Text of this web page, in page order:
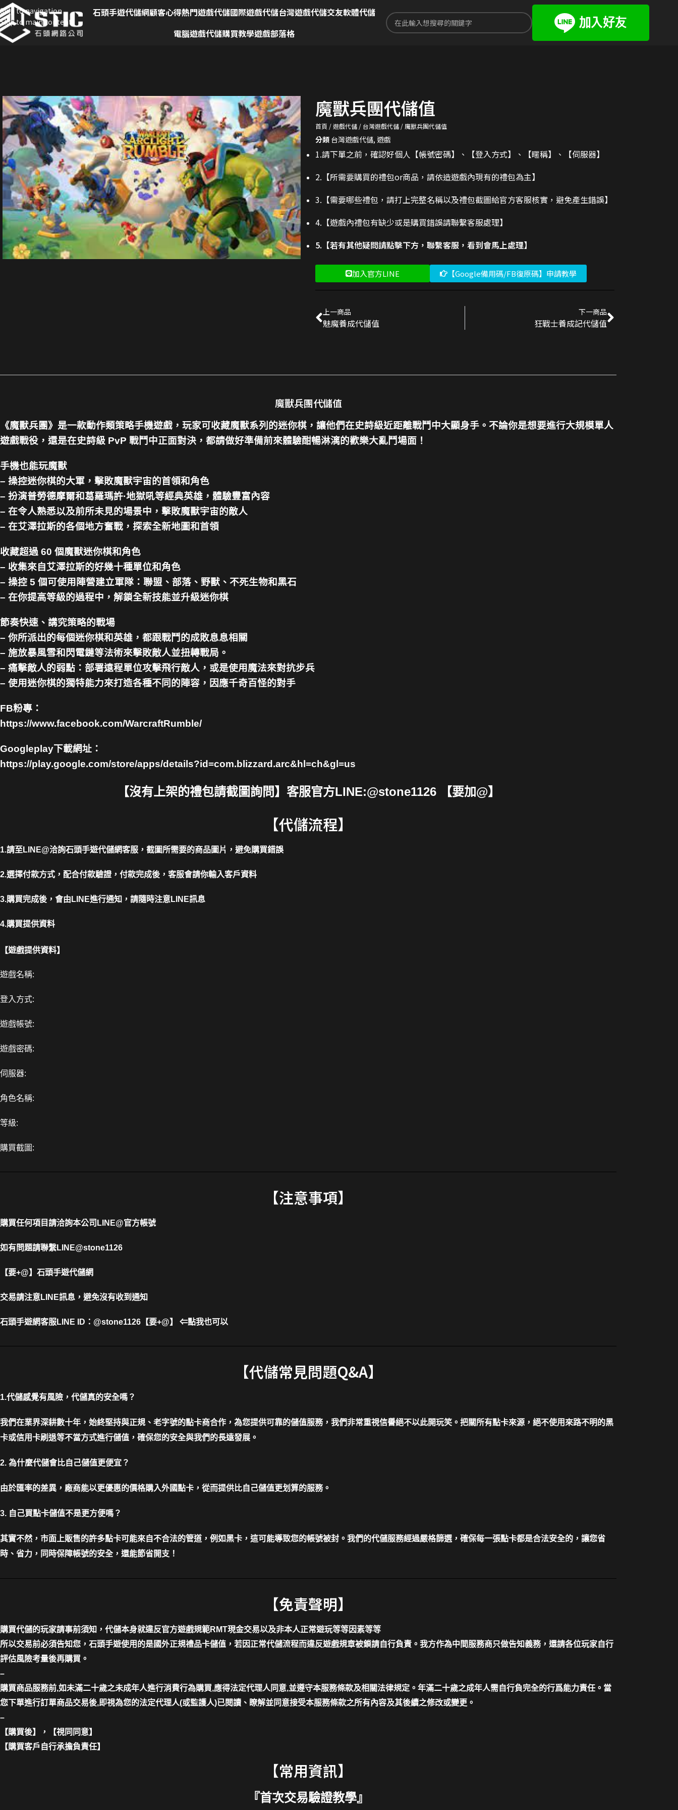
Skip to navigation
Skip to main content
石頭手遊代儲網顧客心得熱門遊戲代儲國際遊戲代儲台灣遊戲代儲交友軟體代儲
電腦遊戲代儲購買教學遊戲部落格
魔獸兵團代儲值
首頁 遊戲代儲 台灣遊戲代儲 魔獸兵團代儲值
分類 台灣遊戲代儲, 遊戲
1.請下單之前，確認好個人【帳號密碼】、【登入方式】、【暱稱】、【伺服器】
2. 【所需要購買的禮包or商品，請依造遊戲內現有的禮包為主】
3. 【需要哪些禮包，請打上完整名稱以及禮包截圖給官方客服核實，避免產生錯誤】
4.【遊戲內禮包有缺少或是購買錯誤請聯繫客服處理】
5.【若有其他疑問請點擊下方，聯繫客服，看到會馬上處理】
加入官方LINE 【Google備用碼/FB復原碼】申請教學
上一商品
魅魔養成代儲值
下一商品
狂戰士養成記代儲值
魔獸兵團代儲值
《魔獸兵團》是一款動作類策略手機遊戲，玩家可收藏魔獸系列的迷你棋，讓他們在史詩級近距離戰鬥中大顯身手。不論你是想要進行大規模單人
遊戲戰役，還是在史詩級 PvP 戰鬥中正面對決，都請做好準備前來體驗酣暢淋漓的歡樂大亂鬥場面！
手機也能玩魔獸
– 操控迷你棋的大軍，擊敗魔獸宇宙的首領和角色
– 扮演普勞德摩爾和葛羅瑪許·地獄吼等經典英雄，體驗豐富內容
– 在令人熟悉以及前所未見的場景中，擊敗魔獸宇宙的敵人
– 在艾澤拉斯的各個地方奮戰，探索全新地圖和首領
收藏超過 60 個魔獸迷你棋和角色
– 收集來自艾澤拉斯的好幾十種單位和角色
– 操控 5 個可使用陣營建立軍隊：聯盟、部落、野獸、不死生物和黑石
– 在你提高等級的過程中，解鎖全新技能並升級迷你棋
節奏快速、講究策略的戰場
– 你所派出的每個迷你棋和英雄，都跟戰鬥的成敗息息相關
– 施放暴風雪和閃電鏈等法術來擊敗敵人並扭轉戰局。
– 痛擊敵人的弱點：部署遠程單位攻擊飛行敵人，或是使用魔法來對抗步兵
– 使用迷你棋的獨特能力來打造各種不同的陣容，因應千奇百怪的對手
FB粉專：
https://www.facebook.com/WarcraftRumble/
Googleplay下載網址：
https://play.google.com/store/apps/details?id=com.blizzard.arc&hl=ch&gl=us
【沒有上架的禮包請截圖詢問】客服官方LINE:@stone1126 【要加@】
【代儲流程】
1.請至LINE@洽詢石頭手遊代儲網客服，截圖所需要的商品圖片，避免購買錯誤
2.選擇付款方式，配合付款驗證，付款完成後，客服會請你輸入客戶資料
3.購買完成後，會由LINE進行通知，請隨時注意LINE訊息
4.購買提供資料
【遊戲提供資料】
遊戲名稱:
登入方式:
遊戲帳號:
遊戲密碼:
伺服器:
角色名稱:
等級:
購買截圖:
【注意事項】
購買任何項目請洽詢本公司 LINE@官方帳號
如有問題請聯繫LINE@stone1126
【要+@】 石頭手遊代儲網
交易請注意LINE訊息，避免沒有收到通知
石頭手遊網客服LINE ID ： @stone1126【要+@】 ⇐點我也可以
【代儲常見問題Q&A】
1.代儲感覺有風險，代儲真的安全嗎？
我們在業界深耕數十年，始終堅持與正規、老字號的點卡商合作，為您提供可靠的儲值服務，我們非常重視信譽絕不以此開玩笑。把關所有點卡來源，絕不使用來路不明的黑
卡或信用卡刷退等不當方式進行儲值，確保您的安全與我們的長遠發展。
2. 為什麼代儲會比自己儲值更便宜？
由於匯率的差異，廠商能以更優惠的價格購入外國點卡，從而提供比自己儲值更划算的服務。
3. 自己買點卡儲值不是更方便嗎？
其實不然，市面上販售的許多點卡可能來自不合法的管道，例如黑卡，這可能導致您的帳號被封。我們的代儲服務經過嚴格篩選，確保每一張點卡都是合法安全的，讓您省
時、省力，同時保障帳號的安全，還能節省開支！
【免責聲明】
購買代儲的玩家請事前須知，代儲本身就違反官方遊戲規範RMT現金交易以及非本人正常遊玩等等因素等等
所以交易前必須告知您，石頭手遊使用的是國外正規禮品卡儲值，若因正常代儲流程而違反遊戲規章被鎖請自行負責。我方作為中間服務商只做告知義務，還請各位玩家自行
評估風險考量後再購買。
–
購買商品服務前,如未滿二十歲之未成年人進行消費行為購買,應得法定代理人同意,並遵守本服務條款及相關法律規定。年滿二十歲之成年人需自行負完全的行爲能力責任。當
您下單進行訂單商品交易後,即視為您的法定代理人(或監護人)已閱讀、瞭解並同意接受本服務條款之所有內容及其後續之修改或變更。
–
【購買後】，【視同同意】
【購買客戶自行承擔負責任】
【常用資訊】
『首次交易驗證教學』